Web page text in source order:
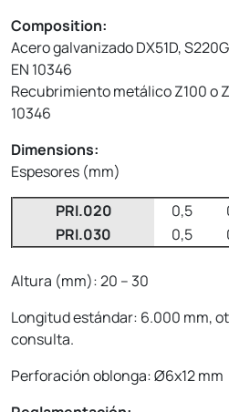
Composition:
Acero galvanizado DX51D,
EN 10346
Recubrimiento metálico Z100 o
10346
Dimensions:
Espesores (mm)
PRI.020
0,5
PRI.030
0,5
Altura (mm): 20 – 30
Longitud estándar: 6.000 mm,
consulta.
Perforación oblonga: Ø6x12 mm